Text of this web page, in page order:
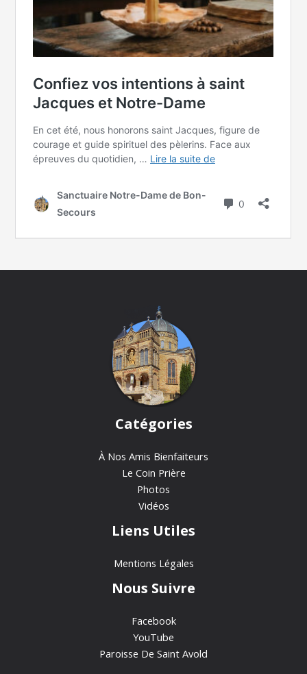
Catégories
À Nos Amis Bienfaiteurs
Le Coin Prière
Photos
Vidéos
Liens Utiles
Mentions Légales
Nous Suivre
Facebook
YouTube
Paroisse De Saint Avold